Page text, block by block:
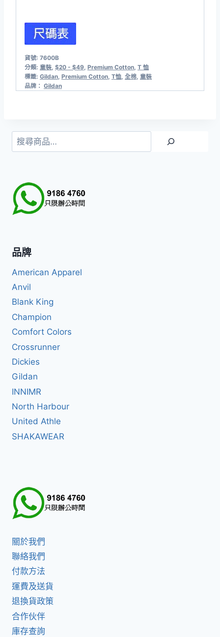
貨號: 7600B
分類: 童裝 $20 - $49 Premium Cotton T 恤
標籤: Gildan Premium Cotton T恤 全棉 童裝
品牌： Gildan
搜
尋
品牌
American Apparel
Anvil
Blank King
Champion
Comfort Colors
Crossrunner
Dickies
Gildan
INNIMR
North Harbour
United Athle
SHAKAWEAR
關於我們
聯絡我們
付款方法
運費及送貨
退換貨政策
合作伙伴
庫存查詢